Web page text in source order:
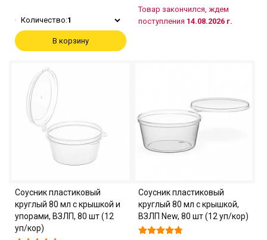
Количество:1
В корзину
Товар закончился, ждем
поступления 14.08.2026 г.
Соусник пластиковый
круглый 80 мл с крышкой и
упорами, ВЗЛП, 80 шт (12
уп/кор)
Соусник пластиковый
круглый 80 мл с крышкой,
ВЗЛП New, 80 шт (12 уп/кор)